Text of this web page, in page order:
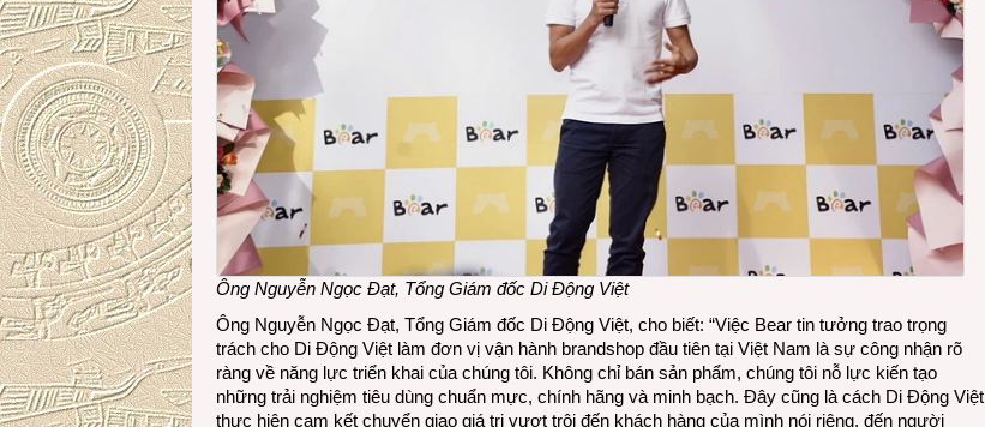
Ông Nguyễn Ngọc Đạt, Tổng Giám đốc Di Động Việt
Ông Nguyễn Ngọc Đạt, Tổng Giám đốc Di Động Việt, cho biết: “Việc Bear tin tưởng trao trọng
trách cho Di Động Việt làm đơn vị vận hành brandshop đầu tiên tại Việt Nam là sự công nhận rõ
ràng về năng lực triển khai của chúng tôi. Không chỉ bán sản phẩm, chúng tôi nỗ lực kiến tạo
những trải nghiệm tiêu dùng chuẩn mực, chính hãng và minh bạch. Đây cũng là cách Di Động Việt
thực hiện cam kết chuyển giao giá trị vượt trội đến khách hàng của mình nói riêng, đến người